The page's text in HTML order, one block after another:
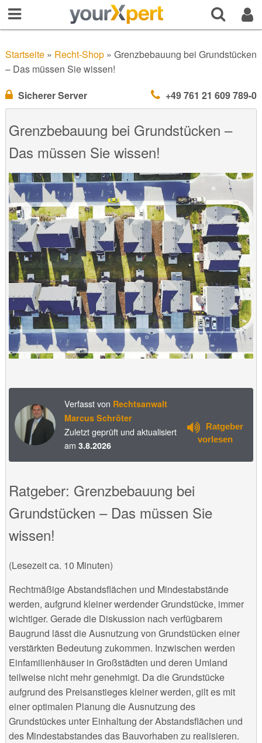
Startseite» Recht-Shop» Grenzbebauung bei Grundstücken
– Das müssen Sie wissen!
Sicherer Server
+49 761 21 609 789-0
Grenzbebauung bei Grundstücken –
Das müssen Sie wissen!
Verfasst von Rechtsanwalt
Marcus Schröter
Zuletzt geprüft und aktualisiert
am 3.8.2026
Ratgeber
vorlesen
Ratgeber: Grenzbebauung bei
Grundstücken – Das müssen Sie
wissen!
(Lesezeit ca. 10 Minuten)
Rechtmäßige Abstandsflächen und Mindestabstände
werden, aufgrund kleiner werdender Grundstücke, immer
wichtiger. Gerade die Diskussion nach verfügbarem
Baugrund lässt die Ausnutzung von Grundstücken einer
verstärkten Bedeutung zukommen. Inzwischen werden
Einfamilienhäuser in Großstädten und deren Umland
teilweise nicht mehr genehmigt. Da die Grundstücke
aufgrund des Preisanstieges kleiner werden, gilt es mit
einer optimalen Planung die Ausnutzung des
Grundstückes unter Einhaltung der Abstandsflächen und
des Mindestabstandes das Bauvorhaben zu realisieren.